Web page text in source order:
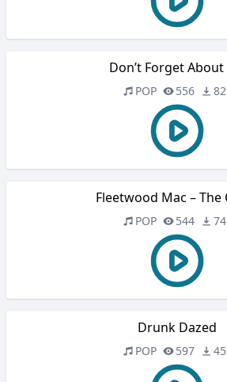
Don’t Forget
POP 556 82
Fleetwood Mac – The
POP 544 74
Drunk Dazed
POP 597 45